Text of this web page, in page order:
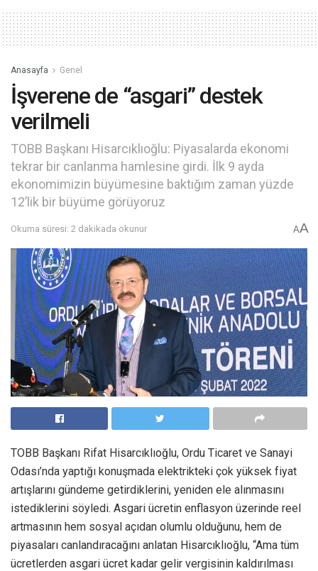
Anasayfa Genel
İşverene de “asgari” destek
verilmeli
TOBB Başkanı Hisarcıklıoğlu: Piyasalarda ekonomi
tekrar bir canlanma hamlesine girdi. İlk 9 ayda
ekonomimizin büyümesine baktığım zaman yüzde
12’lik bir büyüme görüyoruz
Okuma süresi: 2 dakikada okunur AA
TOBB Başkanı Rifat Hisarcıklıoğlu, Ordu Ticaret ve Sanayi
Odası’nda yaptığı konuşmada elektrikteki çok yüksek fiyat
artışlarını gündeme getirdiklerini, yeniden ele alınmasını
istediklerini söyledi. Asgari ücretin enflasyon üzerinde reel
artmasının hem sosyal açıdan olumlu olduğunu, hem de
piyasaları canlandıracağını anlatan Hisarcıklıoğlu, “Ama tüm
ücretlerden asgari ücret kadar gelir vergisinin kaldırılması